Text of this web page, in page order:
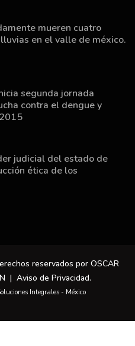
mueren cuatro
en el valle de méxico.
segunda jornada
contra el dengue y
judicial del estado de
ética de los
reservados por OSCAR
| Aviso de Privacidad.
Integrales - México